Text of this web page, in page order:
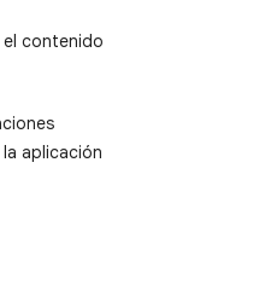
contenido
aplicación